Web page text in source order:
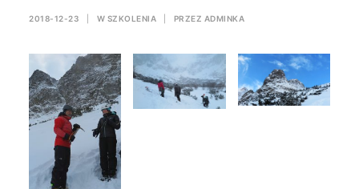
2018-12-23 W SZKOLENIA PRZEZ ADMINKA